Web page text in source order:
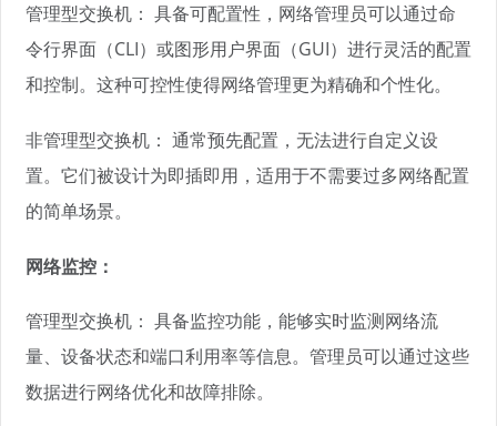
管理型交换机： 具备可配置性，网络管理员可以通过命
令行界面（CLI）或图形用户界面（GUI）进行灵活的配置
和控制。这种可控性使得网络管理更为精确和个性化。
非管理型交换机： 通常预先配置，无法进行自定义设
置。它们被设计为即插即用，适用于不需要过多网络配置
的简单场景。
网络监控：
管理型交换机： 具备监控功能，能够实时监测网络流
量、设备状态和端口利用率等信息。管理员可以通过这些
数据进行网络优化和故障排除。